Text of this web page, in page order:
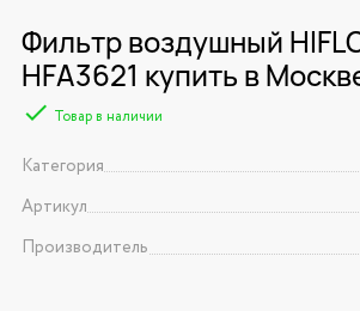
Фильтр воздушный
HFA3621 купить в
Товар в наличии
Категория
Артикул
Производитель